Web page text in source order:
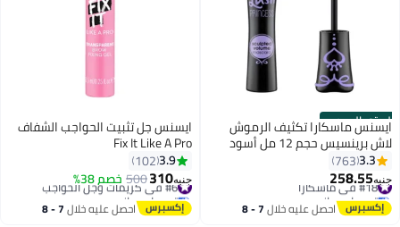
الستور الرسمي
2
ايسنس ماسكارا تكثيف الرموش
لاش برينسيس حجم 12 مل أسود
3.3
763
جنيه258.55
#18 في ماسكارا
توصيل مجاني
#18 في ماسكارا احصل عليه خلال 7 - 8
ايسنس جل تثبيت الحواجب الشفاف
Fix It Like A Pro
3.9
102
جنيه310
500 خصم 38% #6 في كريمات وجل الحواجب
توصيل مجاني
#6 في كريمات وجل الحواجب احصل عليه خلال 7 - 8